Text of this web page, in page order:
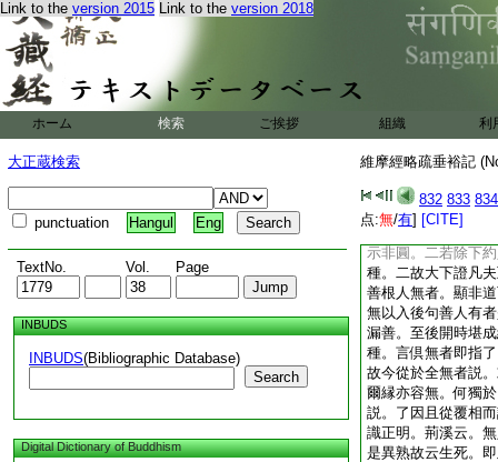
Link to the version 2015 Link to the version 2018
ホーム 検索 ご挨拶 組織 利
大正蔵検索
punctuation Hangul Eng
TextNo. Vol. Page
INBUDS
INBUDS(Bibliographic Database)
Search
Digital Dictionary of Buddhism
維摩經略疏垂裕記
832 833 834
点:無/有] [CITE]
滅種非類。故附時
明眞種。即附情明
衆生釋成二。初結
業與身同時而有。
前後。若言同時何
無前後要因煩惱而
而有。要云因燈有
故云亦非一時。故
妄三道即眞三徳。
別釋二。初附情約
初明破障成種。二
示非圓。二若除下
種。二故大下證凡
善根人無者。顯非
無以入後句善人有
漏善。至後開時堪
種。言倶無者即指
故今從於全無者説
爾縁亦容無。何獨
説。了因且從覆相
識正明。荊溪云。
是異熟故云生死。